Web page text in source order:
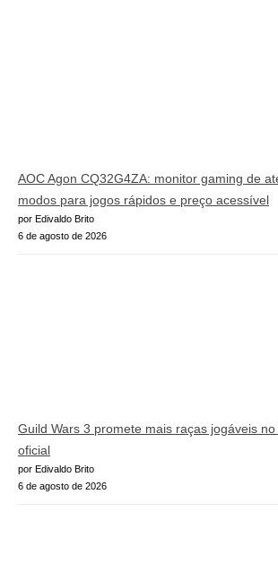
AOC Agon CQ32G4ZA: monitor gaming de
modos para jogos rápidos e preço acessível
por Edivaldo Brito
6 de agosto de 2026
Guild Wars 3 promete mais raças jogáveis
oficial
por Edivaldo Brito
6 de agosto de 2026